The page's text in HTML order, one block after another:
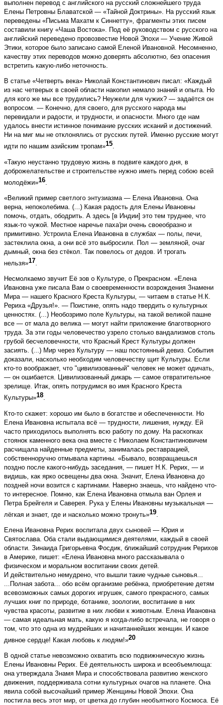
выполнен перевод с английского на русский сложнейшего труда
Елены Петровны Блаватской — «Тайной Доктрины». На русский язык
переведены «Письма Махатм к Синнетту», фрагменты этих писем
составили книгу «Чаша Востока». Под её руководством с русского на
английский переведено провозвестие Новой Эпохи — Учение Живой
Этики, которое было записано самой Еленой Ивановной. Несомненно,
качеству этих переводов можно доверять абсолютно, без опасения
встретить какую-либо неточность.
В статье «Четверть века» Николай Константинович писал: «Каждый
из нас четверых в своей области накопил немало знаний и опыта. Но
для кого же мы все трудились? Неужели для чужих? — задаётся он
вопросом. — Конечно, для своего, для русского народа мы
перевидали и радости, и трудности, и опасности. Много где нам
удалось внести истинное понимание русских исканий и достижений.
Ни на миг мы не отклонялись от русских путей. Именно русские могут
идти по нашим азийским тропам»15.
«Такую неустанно трудовую жизнь в подвиге каждого дня, в
доброжелательстве и строительстве нужно иметь перед собою всей
молодёжи»16
«Великий пример светлого энтузиазма — Елена Ивановна. Она
верна, непоколебима. (...) Какая радость для Елены Ивановны
помочь, отдать, ободрить. А здесь [в Индии] это тем труднее, что
язык-то чужой. Местное наречье паха'ри очень своеобразно и
примитивно. Устроила Елена Ивановна в службах — полы, печи,
застеклила окна, а они всё это выбросили. Пол — земляной, очаг
дымный, окна без стёкол. Так повелось от дедов. И трогать
нельзя»17.
Несмолкаемо звучит Её зов о Культуре, о Прекрасном. «Елена
Ивановна уже писала Вам о своевременности возрождения Знамени
Мира — нашего Красного Креста Культуры, — читаем в статье Н.К.
Рериха «Друзья!». — Поистине, опять надо твердить о культурных
ценностях. (...) Необозримо поле Культуры, на такой великой пашне
все — от мала до велика — могут найти приложение благотворного
труда. За эти годы человечество узрело столько вандализмов столь
грубой бесчеловечности, что Красный Крест Культуры должен
засиять. (...) Мир через Культуру — наш постоянный девиз. События
доказали, насколько необходим человечеству щит Культуры. Если
кто-то воображает, что "цивилизованный" человек не может одичать,
— он ошибается. Цивилизованный дикарь — самое отвратительное
зрелище. Итак, опять потрудимся во имя Красного Креста
Культуры»18.
Кто-то скажет: хорошо им было в богатстве и обеспеченности. Но
Елена Ивановна испытала всё — трудности, лишения, нужду. Ей
часто приходилось выполнять всю работу по дому. На раскопках
стоянок каменного века она вместе с Николаем Константиновичем
расчищала найденные предметы, занималась реставрацией,
собственноручно отмывала картины. «Бывало, возвращаешься
поздно после какого-нибудь заседания, — пишет Н.К. Рерих, — и
видишь, как ярко освещены два окна. Значит, Елена Ивановна до
поздней ночи возится с картинами. Наверно знаешь, что найдено что-
то интересное. Помню, как Елена Ивановна отмыла ван Орлея и
Петра Брейгеля и Саверея. Рука у Елены Ивановны музыкальная —
лёгкая и знает, где и насколько можно тронуть»19
Елена Ивановна Рерих воспитала двух сыновей — Юрия и
Святослава. Оба стали выдающимися деятелями, каждый в своей
области. Зинаида Григорьевна Фосдик, ближайший сотрудник Рерихов
в Америке, пишет: «Елена Ивановна много рассказывала о
физическом и моральном воспитании своих детей.
И действительно немудрено, что вышли такие чудные сыновья...
...Полная забота... обо всём организме ребёнка, приобретение детям
всевозможных самых дорогих игрушек, самого прекрасного, самых
лучших книг по природе, ботанике, зоологии, воспитание в них
чувства красоты, развитие в них любви к животным. Елена Ивановна
— самая идеальная мать, какую я когда-либо встречала, не говоря о
том, что это одна из мудрейших и начитаннейших женщин. И какое
дивное сердце! Какая любовь к людям!»20
В одной статье невозможно охватить всю подвижническую жизнь
Елены Ивановны Рерих. Её деятельность широка и всеобъемлюща:
она утверждала Знамя Мира и способствовала развитию женского
движения, поддерживала сотни культурных очагов на планете. Она
явила собой высочайший пример Женщины Новой Эпохи. Она
постигла весь этот мир, от цветка до глубин необъятного Космоса. Её